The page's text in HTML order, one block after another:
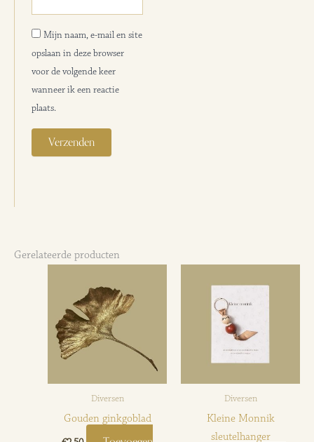
Mijn naam, e-mail en site
opslaan in deze browser
voor de volgende keer
wanneer ik een reactie
plaats.
Gerelateerde producten
Diversen
Gouden ginkgoblad
Diversen
Kleine Monnik
sleutelhanger